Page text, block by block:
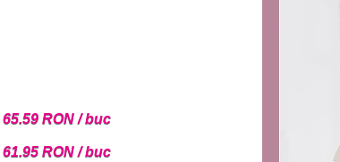
65.59 RON / buc
61.95 RON / buc